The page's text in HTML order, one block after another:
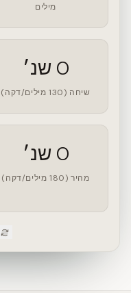
מילים
0 שנ׳
שיחה (130 מילים/דקה)
0 שנ׳
מהיר (180 מילים/דקה)